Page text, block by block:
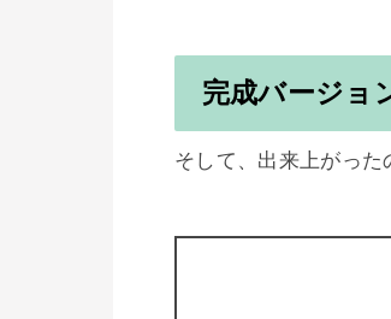
完成バージョ
そして、出来上がった